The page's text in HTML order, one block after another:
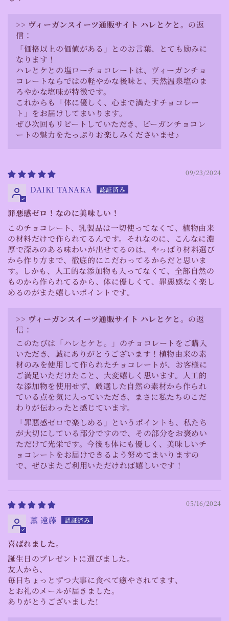
>> ヴィーガンスイーツ通販サイト ハレとケと。 の返
信：
「価格以上の価値がある」とのお言葉、とても励みに
なります！
ハレとケとの塩ローチョコレートは、ヴィーガンチョ
コレートならではの軽やかな後味と、天然温泉塩のま
ろやかな塩味が特徴です。
これからも「体に優しく、心まで満たすチョコレー
ト」をお届けしてまいります。
ぜひ次回もリピートしていただき、ビーガンチョコレ
ートの魅力をたっぷりお楽しみくださいませ♪
09/23/2024
DAIKI TANAKA
罪悪感ゼロ！なのに美味しい！
このチョコレート、乳製品は一切使ってなくて、植物由来
の材料だけで作られてるんです。それなのに、こんなに濃
厚で深みのある味わいが出せてるのは、やっぱり材料選び
から作り方まで、徹底的にこだわってるからだと思いま
す。しかも、人工的な添加物も入ってなくて、全部自然の
ものから作られてるから、体に優しくて、罪悪感なく楽し
めるのがまた嬉しいポイントです。
>> ヴィーガンスイーツ通販サイト ハレとケと。 の返
信：
このたびは「ハレとケと。」のチョコレートをご購入
いただき、誠にありがとうございます！植物由来の素
材のみを使用して作られたチョコレートが、お客様に
ご満足いただけたこと、大変嬉しく思います。人工的
な添加物を使用せず、厳選した自然の素材から作られ
ている点を気に入っていただき、まさに私たちのこだ
わりが伝わったと感じています。
「罪悪感ゼロで楽しめる」というポイントも、私たち
が大切にしている部分ですので、その部分をお褒めい
ただけて光栄です。今後も体にも優しく、美味しいチ
ョコレートをお届けできるよう努めてまいりますの
で、ぜひまたご利用いただければ嬉しいです！
05/16/2024
薫 遠藤
喜ばれました。
誕生日のプレゼントに選びました。
友人から、
毎日ちょっとずつ大事に食べて癒やされてます、
とお礼のメールが届きました。
ありがとうございました!